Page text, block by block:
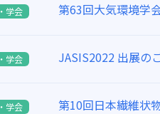
学会 第63回大気環境学
学会 JASIS2022 出展の
学会 第10回日本繊維状